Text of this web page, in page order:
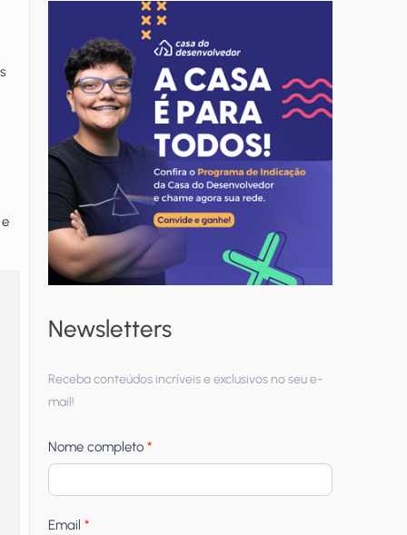
Newsletters
Receba conteúdos incríveis e exclusivos no seu e-
mail!
Nome completo*
Email*